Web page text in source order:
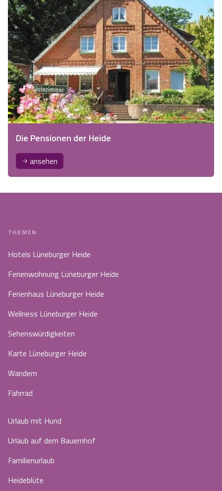
Die Pensionen der Heide
ansehen
THEMEN
Hotels Lüneburger Heide
Ferienwohnung Lüneburger Heide
Ferienhaus Lüneburger Heide
Wellness Lüneburger Heide
Sehenswürdigkeiten
Karte Lüneburger Heide
Wandern
Fahrrad
Urlaub mit Hund
Urlaub auf dem Bauernhof
Familienurlaub
Heideblüte